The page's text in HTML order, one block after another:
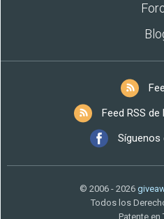
Feed RSS
Síguenos
© 2006 - 2026
Todos los
Patente en